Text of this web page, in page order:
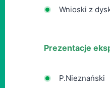
Wnioski z
Prezentacje
P.Nieznański